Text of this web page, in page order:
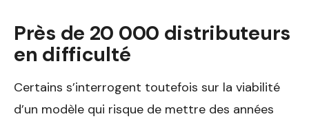
Près de 20 000 distributeurs
en difficulté
Certains s’interrogent toutefois sur la viabilité
d’un modèle qui risque de mettre des années